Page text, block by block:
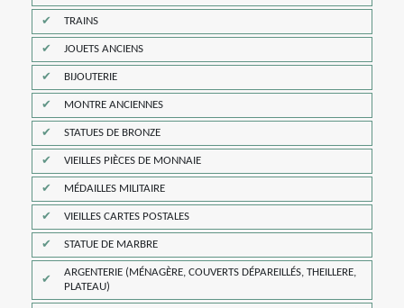
TRAINS
JOUETS ANCIENS
BIJOUTERIE
MONTRE ANCIENNES
STATUES DE BRONZE
VIEILLES PIÈCES DE MONNAIE
MÉDAILLES MILITAIRE
VIEILLES CARTES POSTALES
STATUE DE MARBRE
ARGENTERIE (MÉNAGÈRE, COUVERTS DÉPAREILLÉS, THEILLERE,
PLATEAU)